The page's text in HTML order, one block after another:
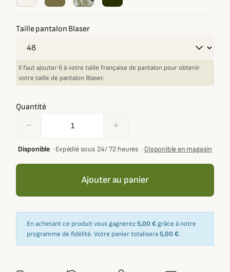
Taille pantalon Blaser
Il faut ajouter 6 à votre taille française de pantalon pour obtenir
votre taille de pantalon Blaser.
Quantité
remove add
Disponible·Expédié sous 24/ 72 heures ·Disponible en magasin
Ajouter au panier
En achetant ce produit vous gagnerez5,00 € grâce à notre
programme de fidélité. Votre panier totalisera5,00 €.